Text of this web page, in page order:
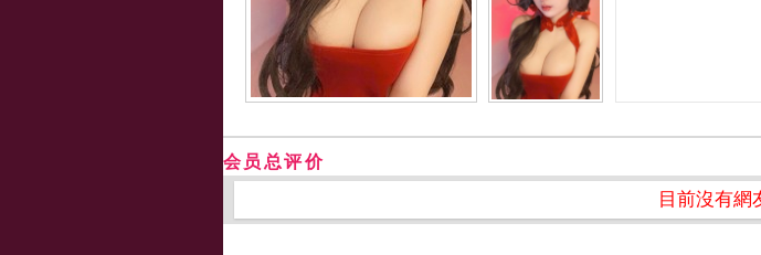
会员总评价
目前沒有網